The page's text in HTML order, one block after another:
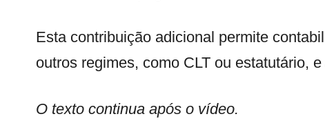
Esta contribuição adicional permite
outros regimes, como CLT ou estatutário,
O texto continua após o vídeo.